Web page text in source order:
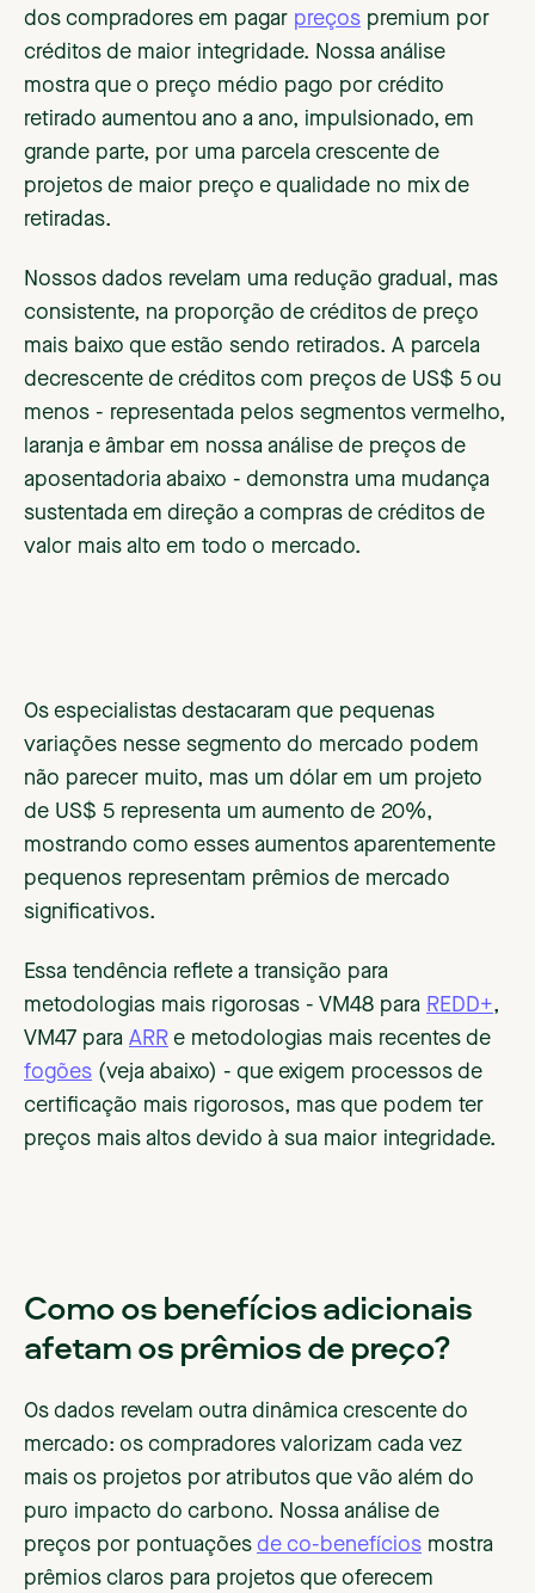
dos compradores em pagar preços premium por
créditos de maior integridade. Nossa análise
mostra que o preço médio pago por crédito
retirado aumentou ano a ano, impulsionado, em
grande parte, por uma parcela crescente de
projetos de maior preço e qualidade no mix de
retiradas.
Nossos dados revelam uma redução gradual, mas
consistente, na proporção de créditos de preço
mais baixo que estão sendo retirados. A parcela
decrescente de créditos com preços de US$ 5 ou
menos - representada pelos segmentos vermelho,
laranja e âmbar em nossa análise de preços de
aposentadoria abaixo - demonstra uma mudança
sustentada em direção a compras de créditos de
valor mais alto em todo o mercado.
Os especialistas destacaram que pequenas
variações nesse segmento do mercado podem
não parecer muito, mas um dólar em um projeto
de US$ 5 representa um aumento de 20%,
mostrando como esses aumentos aparentemente
pequenos representam prêmios de mercado
significativos.
Essa tendência reflete a transição para
metodologias mais rigorosas - VM48 para REDD+,
VM47 para ARR e metodologias mais recentes de
fogões (veja abaixo) - que exigem processos de
certificação mais rigorosos, mas que podem ter
preços mais altos devido à sua maior integridade.
Como os benefícios adicionais
afetam os prêmios de preço?
Os dados revelam outra dinâmica crescente do
mercado: os compradores valorizam cada vez
mais os projetos por atributos que vão além do
puro impacto do carbono. Nossa análise de
preços por pontuações de co-benefícios mostra
prêmios claros para projetos que oferecem